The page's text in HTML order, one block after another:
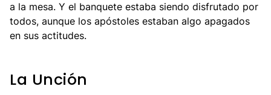
a la mesa. Y el banquete estaba siendo disfrutado por
todos, aunque los apóstoles estaban algo apagados
en sus actitudes.
La Unción